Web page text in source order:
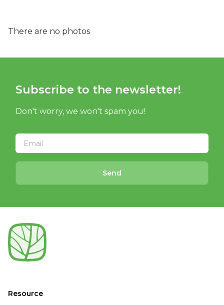
There are no photos
Subscribe to the newsletter!
Don't worry, we won't spam you!
Send
Resource